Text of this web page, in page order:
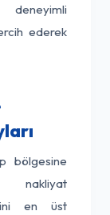
ederek
bölgesine
nakliyat
en üst